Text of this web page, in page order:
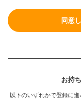
お持
以下のいずれかで登録に進